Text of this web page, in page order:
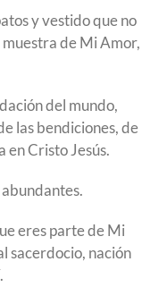
y vestido que no
muestra de Mi Amor,
del mundo,
las bendiciones, de
en Cristo Jesús.
eres parte de Mi
sacerdocio, nación